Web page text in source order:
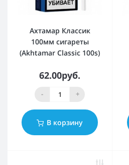
Ахтамар Классик
100мм сигареты
(Akhtamar Classic 100s)
62.00руб.
- +
В корзину